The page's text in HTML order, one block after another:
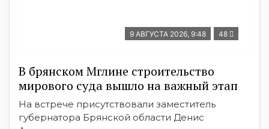
9 АВГУСТА 2026, 9:48 48
В брянском Мглине строительство
мирового суда вышло на важный этап
На встрече присутствовали заместитель
губернатора Брянской области Денис